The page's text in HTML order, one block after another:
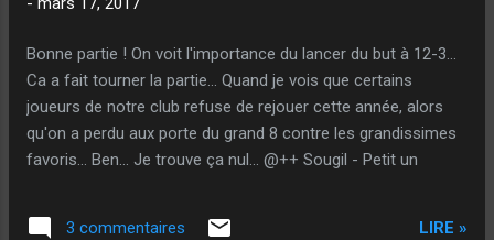
Bonne partie ! On voit l'importance du lancer du but à 12-3...
Ca a fait tourner la partie... Quand je vois que certains
joueurs de notre club refuse de rejouer cette année, alors
qu'on a perdu aux porte du grand 8 contre les grandissimes
favoris... Ben... Je trouve ça nul... @++ Sougil - Petit un
3 commentaires LIRE »